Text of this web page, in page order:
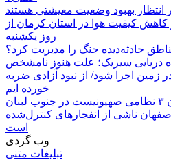
انتظار بهبود وضعیت معیشتی هستند
کیفیت هوا در استان کرمان از
روز یکشنبه
حادثه‌دیده جنگ را مدیریت کرد؟
دریایی سیریک؛ علت هنوز نامشخص
زمین اجرا شود/ از نبود آزادی ضربه
خورده ایم
ناشی از انفجارهای کنترل‌شده
است
وب گردی
تبلیغات متنی